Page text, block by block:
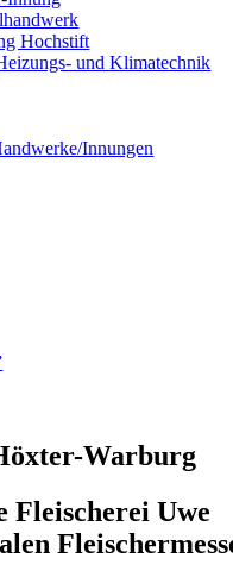
Hochstift
und Klimatechnik
Innungen
Warburg
Fleischerei Uwe